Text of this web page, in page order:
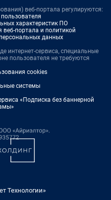
веб-портала регулируются:
характеристик ПО
портала и политикой
данных
интернет-сервиса, специальные
пользователя не требуются
cookies
системы
«Подписка без баннерной
Технологии»